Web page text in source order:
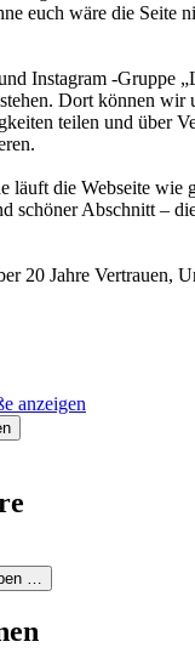
euch wäre die Seite
Instagram -Gruppe
Dort können wir
teilen und über
läuft die Webseite wie
schöner Abschnitt –
20 Jahre Vertrauen,
anzeigen
…